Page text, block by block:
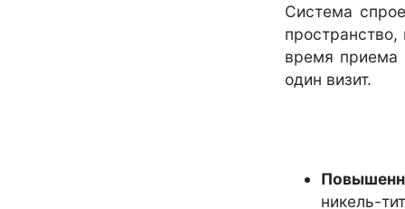
Система
время приема
один визит.
никель-